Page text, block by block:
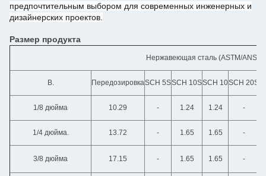
предпочтительным выбором для современных инженерных и
дизайнерских проектов.
Размер продукта
Нержавеющая сталь (ASTM/ANSI)
В. ПередозировкаSCH 5SSCH 10SSCH 10SCH 20S
1/8 дюйма 10.29 - 1.24 1.24 -
1/4 дюйма. 13.72 - 1.65 1.65 -
3/8 дюйма 17.15 - 1.65 1.65 -